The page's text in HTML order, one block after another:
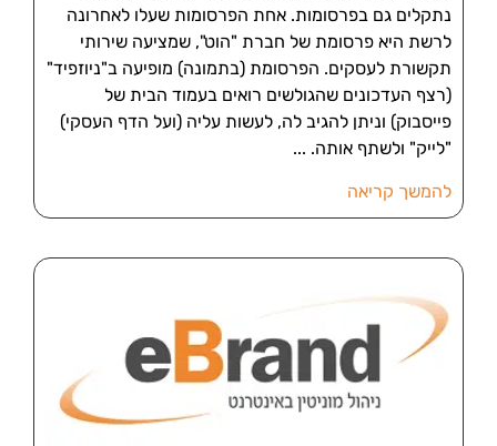
נתקלים גם בפרסומות. אחת הפרסומות שעלו לאחרונה
לרשת היא פרסומת של חברת "הוט", שמציעה שירותי
תקשורת לעסקים. הפרסומת (בתמונה) מופיעה ב"ניוזפיד"
(רצף העדכונים שהגולשים רואים בעמוד הבית של
פייסבוק) וניתן להגיב לה, לעשות עליה (ועל הדף העסקי)
"לייק" ולשתף אותה.
להמשך קריאה